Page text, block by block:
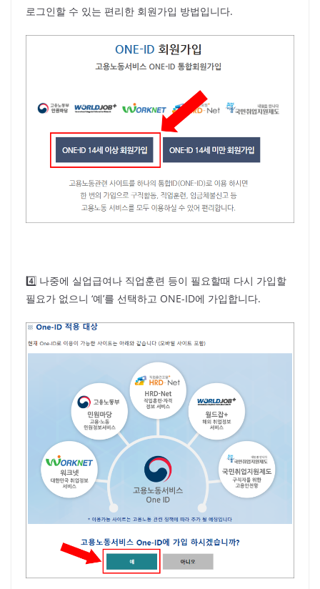
로그인할 수 있는 편리한 회원가입 방법입니다.
4️⃣ 나중에 실업급여나 직업훈련 등이 필요할때 다시 가입할
필요가 없으니 ‘예’를 선택하고 ONE-ID에 가입합니다.